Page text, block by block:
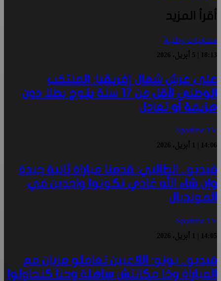
أقرأ المزيد
منتخبات وطنية
18:13 | 5 أبريل، 2026
على عرش شمال إفريقيا: المنتخب
الوطني لأقل من 17 سنة يتوج بطلا دون
هزيمة أو تعادل
Sportime TV
14:06 | 1 أبريل، 2026
فيديو.. الطالبي: قدمنا مباراة ثانية جيدة
وإن شاء الله غادي نكونوا واجدين في
المونديال
Sportime TV
14:05 | 1 أبريل، 2026
فيديو.. بونو: اللاعبين تعاملو مزيان مع
المباراة وخا مكانتش ساهلة وحنا كنحاولوا